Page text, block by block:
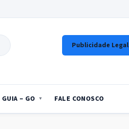
Publicidade Legal
GUIA – GO FALE CONOSCO